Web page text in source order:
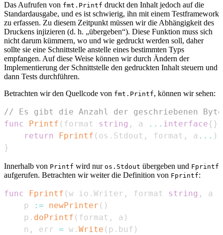
Das Aufrufen von fmt.Printf druckt den Inhalt jedoch auf die
Standardausgabe, und es ist schwierig, ihn mit einem Testframework
zu erfassen. Zu diesem Zeitpunkt müssen wir die Abhängigkeit des
Druckens injizieren (d. h. „übergeben“). Diese Funktion muss sich
nicht darum kümmern, wo und wie gedruckt werden soll, daher
sollte sie eine Schnittstelle anstelle eines bestimmten Typs
empfangen. Auf diese Weise können wir durch Ändern der
Implementierung der Schnittstelle den gedruckten Inhalt steuern und
dann Tests durchführen.
Betrachten wir den Quellcode von fmt.Printf, können wir sehen:
// Es gibt die Anzahl der geschriebenen
func
Printf ( format string , a ... interface{ }
return
Fprintf ( os . Stdout , format , a ... )
}
Innerhalb von Printf wird nur os.Stdout übergeben und Fprintf
aufgerufen. Betrachten wir weiter die Definition von Fprintf:
func Fprintf (w io . Writer , format string , a
    p
:= newPrinter ( )
    p
. doPrintf ( format , a )
    n
, err = w . Write ( p . buf )